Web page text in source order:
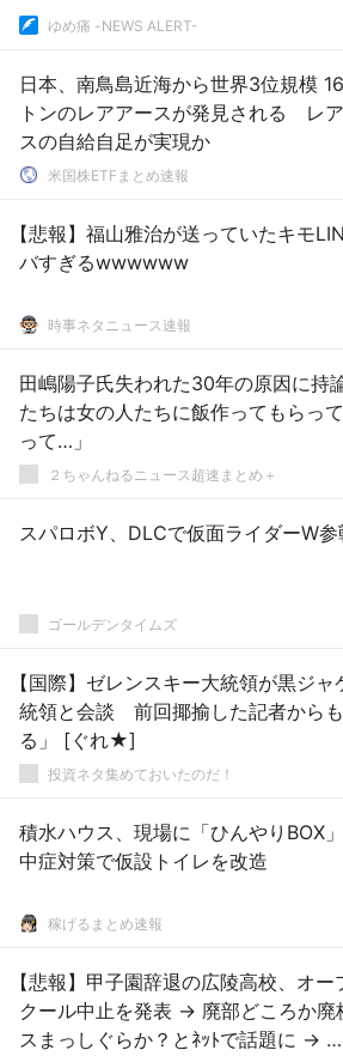
ゆめ痛 -NEWS ALERT-
日本、南鳥島近海から世界3位規模
トンのレアアースが発見される レ
スの自給自足が実現か
米国株ETFまとめ速報
【悲報】福山雅治が送っていたキモ
バすぎるwwwwww
時事ネタニュース速報
田嶋陽子氏失われた30年の原因に持
たちは女の人たちに飯作ってもらっ
って…」
２ちゃんねるニュース超速まとめ＋
スパロボY、DLCで仮面ライダーW参
ゴールデンタイムズ
【国際】ゼレンスキー大統領が黒ジ
統領と会談 前回揶揄した記者から
る」 [ぐれ★]
投資ネタ集めておいたのだ！
積水ハウス、現場に「ひんやりBOX
中症対策で仮設トイレを改造
稼げるまとめ速報
【悲報】甲子園辞退の広陵高校、オー
クール中止を発表 → 廃部どころか廃
スまっしぐらか？とﾈｯﾄで話題に →